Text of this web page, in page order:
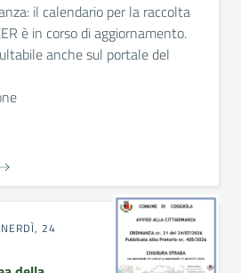
il calendario per la raccolta
è in corso di aggiornamento.
anche sul portale del
24